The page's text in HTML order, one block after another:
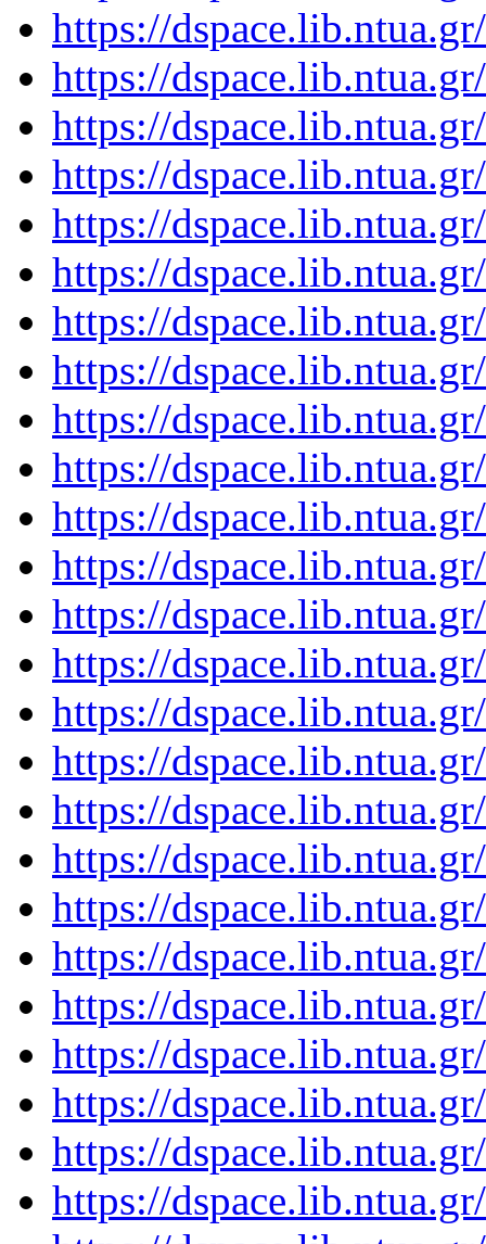
https://
https://
https://
https://
https://
https://
https://
https://
https://
https://
https://
https://
https://
https://
https://
https://
https://
https://
https://
https://
https://
https://
https://
https://
https://